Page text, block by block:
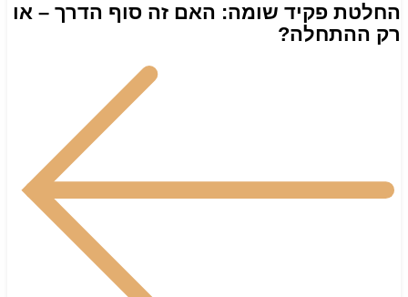
החלטת פקיד שומה: האם זה סוף הדרך – או
רק ההתחלה?